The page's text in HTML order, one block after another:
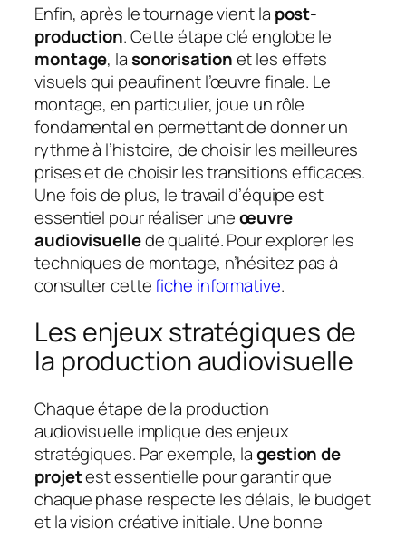
Enfin, après le tournage vient la post-
production. Cette étape clé englobe le
montage, lasonorisationet les effets
visuels qui peaufinent l’œuvre finale. Le
montage, en particulier, joue un rôle
fondamental en permettant de donner un
rythme à l’histoire, de choisir les meilleures
prises et de choisir les transitions efficaces.
Une fois de plus, le travail d’équipe est
essentiel pour réaliser uneœuvre
audiovisuellede qualité. Pour explorer les
techniques de montage, n’hésitez pas à
consulter cettefiche informative.
Les enjeux stratégiques de
la production audiovisuelle
Chaque étape de la production
audiovisuelle implique des enjeux
stratégiques. Par exemple, lagestion de
projetest essentielle pour garantir que
chaque phase respecte les délais, le budget
et la vision créative initiale. Une bonne